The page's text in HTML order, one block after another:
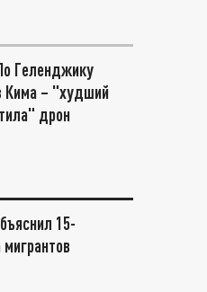
Геленджику
Кима – "худший
дрон
15-